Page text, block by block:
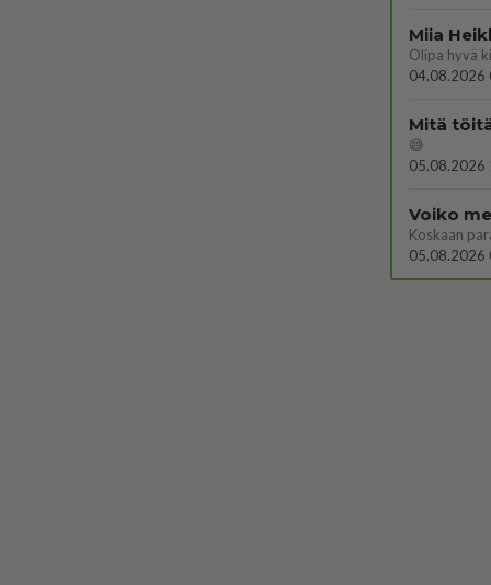
Miia
04.08.2026
Mitä
😅
05.08.2026
Voiko
Koskaan
05.08.2026